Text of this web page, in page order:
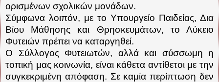
ορισμένων σχολικών μονάδων.
Σύμφωνα λοιπόν, με το Υπουργείο Παιδείας, Δια
Βίου Μάθησης και Θρησκευμάτων, το Λύκειο
Φυτειών πρέπει να καταργηθεί.
Ο Σύλλογος Φυτειωτών, αλλά και σύσσωμη η
τοπική μας κοινωνία, είναι κάθετα αντίθετοι με την
συγκεκριμένη απόφαση. Σε καμία περίπτωση δεν